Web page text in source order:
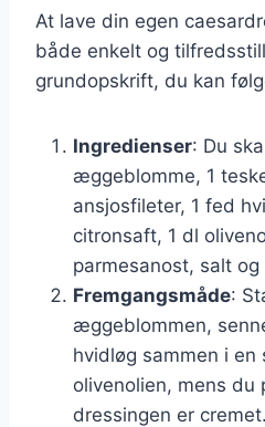
At lave din egen
både enkelt og
grundopskrift, du kan
Ingredienser: Du
æggeblomme, 1
ansjosfileter, 1 fed
citronsaft, 1 dl
parmesanost, salt og
Fremgangsmåde:
æggeblommen,
hvidløg sammen i
olivenolien, mens du
dressingen er cremet.